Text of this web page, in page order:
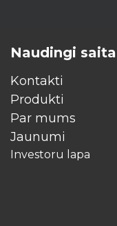
Naudingi
Kontakti
Produkti
Par mums
Jaunumi
Investoru lapa